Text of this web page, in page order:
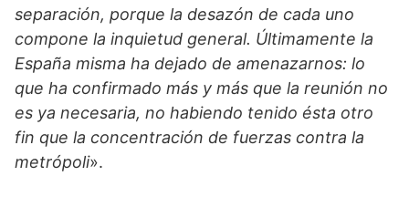
separación, porque la desazón de cada uno
compone la inquietud general. Últimamente la
España misma ha dejado de amenazarnos: lo
que ha confirmado más y más que la reunión no
es ya necesaria, no habiendo tenido ésta otro
fin que la concentración de fuerzas contra la
metrópoli».